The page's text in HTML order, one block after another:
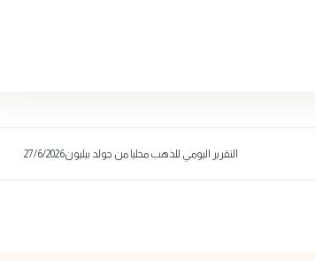
التقرير اليومي للذهب محليا من جولد بيليون27/6/2026